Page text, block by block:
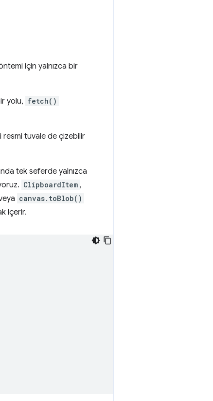
için yalnızca bir
yolu, fetch()
resmi tuvale de çizebilir
tek seferde yalnızca
ClipboardItem ,
canvas.toBlob()
içerir.